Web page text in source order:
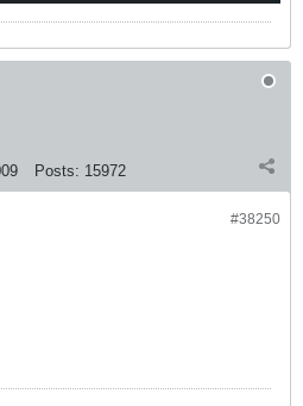
Posts: 15972
#38250